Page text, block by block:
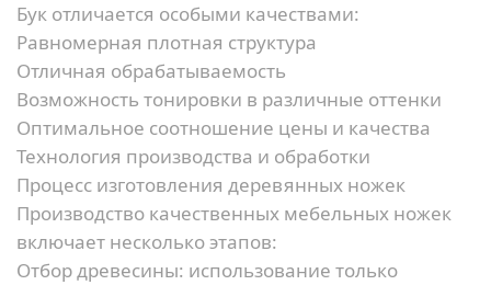
Бук отличается особыми качествами:
Равномерная плотная структура
Отличная обрабатываемость
Возможность тонировки в различные оттенки
Оптимальное соотношение цены и качества
Технология производства и обработки
Процесс изготовления деревянных ножек
Производство качественных мебельных ножек
включает несколько этапов:
Отбор древесины: использование только